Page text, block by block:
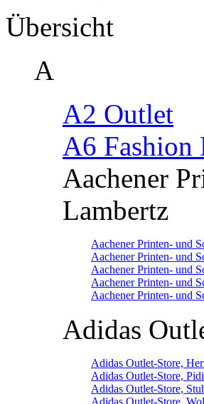
Übersicht
A
A2 Outlet
A6 Fashion
Aachener
Lambertz
Aachener Printen- und
Aachener Printen- und
Aachener Printen- und
Aachener Printen- und
Aachener Printen- und
Adidas
Adidas Outlet-Store,
Adidas Outlet-Store,
Adidas Outlet-Store,